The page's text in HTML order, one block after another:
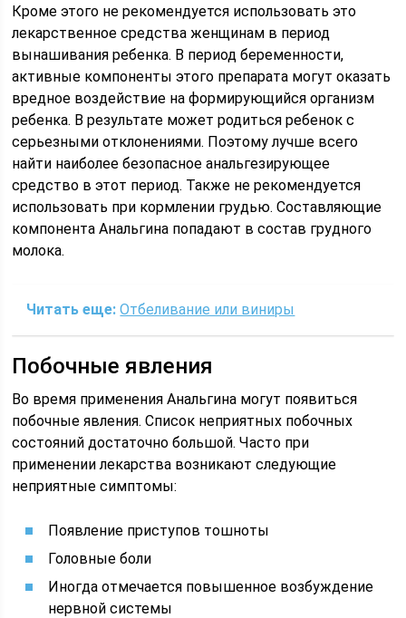
Кроме этого не рекомендуется использовать это
лекарственное средства женщинам в период
вынашивания ребенка. В период беременности,
активные компоненты этого препарата могут оказать
вредное воздействие на формирующийся организм
ребенка. В результате может родиться ребенок с
серьезными отклонениями. Поэтому лучше всего
найти наиболее безопасное анальгезирующее
средство в этот период. Также не рекомендуется
использовать при кормлении грудью. Составляющие
компонента Анальгина попадают в состав грудного
молока.
Читать еще: Отбеливание или виниры
Побочные явления
Во время применения Анальгина могут появиться
побочные явления. Список неприятных побочных
состояний достаточно большой. Часто при
применении лекарства возникают следующие
неприятные симптомы:
Появление приступов тошноты
Головные боли
Иногда отмечается повышенное возбуждение
нервной системы